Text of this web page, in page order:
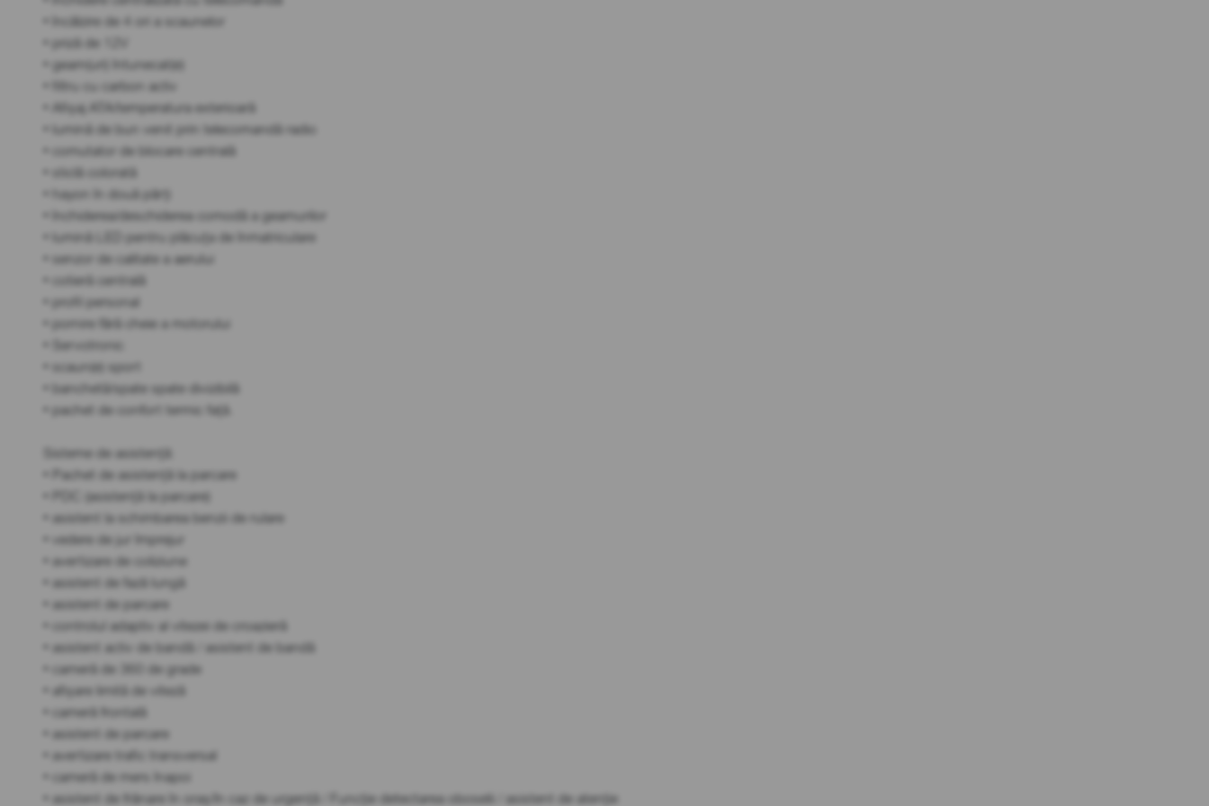
• încălzire de 4 ori a scaunelor
• priză de 12V
• geam(uri) întunecat(e)
• filtru cu carbon activ
• Afișaj ATA/temperatura exterioară
• lumină de bun venit prin telecomandă radio
• comutator de blocare centrală
• sticlă colorată
• hayon în două părți
• închiderea/deschiderea comodă a geamurilor
• lumină LED pentru plăcuța de înmatriculare
• senzor de calitate a aerului
• cotieră centrală
• profil personal
• pornire fără cheie a motorului
• Servotronic
• scaun(e) sport
• banchetă/spate spate divizibilă
• pachet de confort termic față.
Sisteme de asistență:
• Pachet de asistență la parcare
• PDC (asistență la parcare)
• asistent la schimbarea benzii de rulare
• vedere de jur împrejur
• avertizare de coliziune
• asistent de fază lungă
• asistent de parcare
• controlul adaptiv al vitezei de croazieră
• asistent activ de bandă / asistent de bandă
• cameră de 360 de grade
• afișare limită de viteză
• cameră frontală
• asistent de parcare
• avertizare trafic transversal
• cameră de mers înapoi
• asistent de frânare în oraș/în caz de urgență / Funcție detectarea oboselii / asistent de atenție